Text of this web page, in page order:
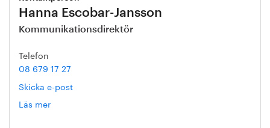
Hanna Escobar-Jansson
Kommunikationsdirektör
Telefon
08 679 17 27
Skicka e-post
Läs mer